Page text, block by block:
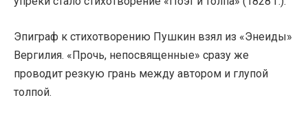
Эпиграф к стихотворению Пушкин взял из «Энеиды»
Вергилия. «Прочь, непосвященные» сразу же
проводит резкую грань между автором и глупой
толпой.